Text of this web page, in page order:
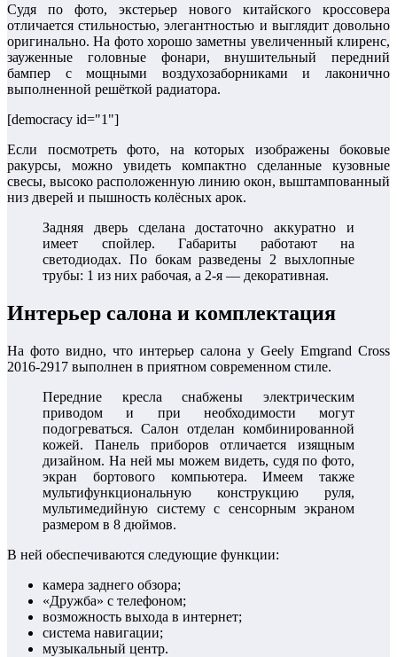
Судя по фото, экстерьер нового китайского кроссовера
отличается стильностью, элегантностью и выглядит довольно
оригинально. На фото хорошо заметны увеличенный клиренс,
зауженные головные фонари, внушительный передний
бампер с мощными воздухозаборниками и лаконично
выполненной решёткой радиатора.
[democracy id="1"]
Если посмотреть фото, на которых изображены боковые
ракурсы, можно увидеть компактно сделанные кузовные
свесы, высоко расположенную линию окон, выштампованный
низ дверей и пышность колёсных арок.
Задняя дверь сделана достаточно аккуратно и
имеет спойлер. Габариты работают на
светодиодах. По бокам разведены 2 выхлопные
трубы: 1 из них рабочая, а 2-я — декоративная.
Интерьер салона и комплектация
На фото видно, что интерьер салона у Geely Emgrand Cross
2016-2917 выполнен в приятном современном стиле.
Передние кресла снабжены электрическим
приводом и при необходимости могут
подогреваться. Салон отделан комбинированной
кожей. Панель приборов отличается изящным
дизайном. На ней мы можем видеть, судя по фото,
экран бортового компьютера. Имеем также
мультифункциональную конструкцию руля,
мультимедийную систему с сенсорным экраном
размером в 8 дюймов.
В ней обеспечиваются следующие функции:
камера заднего обзора;
«Дружба» с телефоном;
возможность выхода в интернет;
система навигации;
музыкальный центр.